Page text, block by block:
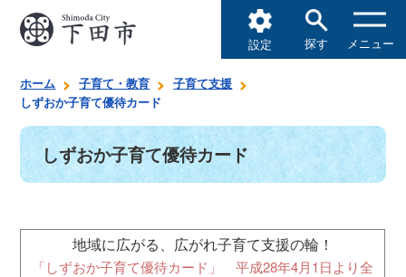
設定 探す メニュー
ホーム 子育て・教育
子育て支援
しずおか子育て優待カード
しずおか子育て優待カード
地域に広がる、広がれ子育て支援の輪！
「しずおか子育て優待カード」 平成28年4月1日より全